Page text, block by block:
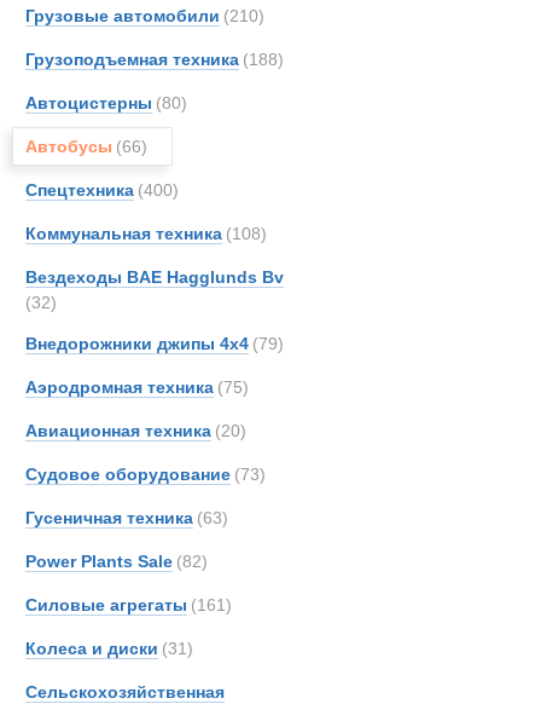
Грузовые автомобили (210)
Грузоподъемная техника (188)
Автоцистерны (80)
Автобусы (66)
Спецтехника (400)
Коммунальная техника (108)
Вездеходы BAE Hagglunds Bv
(32)
Внедорожники джипы 4х4 (79)
Аэродромная техника (75)
Авиационная техника (20)
Судовое оборудование (73)
Гусеничная техника (63)
Power Plants Sale (82)
Силовые агрегаты (161)
Колеса и диски (31)
Сельскохозяйственная